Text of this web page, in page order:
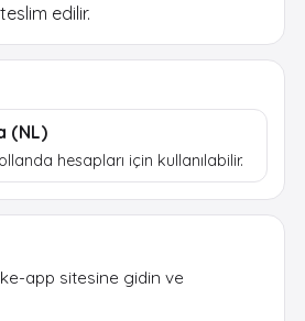
edilir.
(NL)
hesapları için kullanılabilir.
app sitesine gidin ve